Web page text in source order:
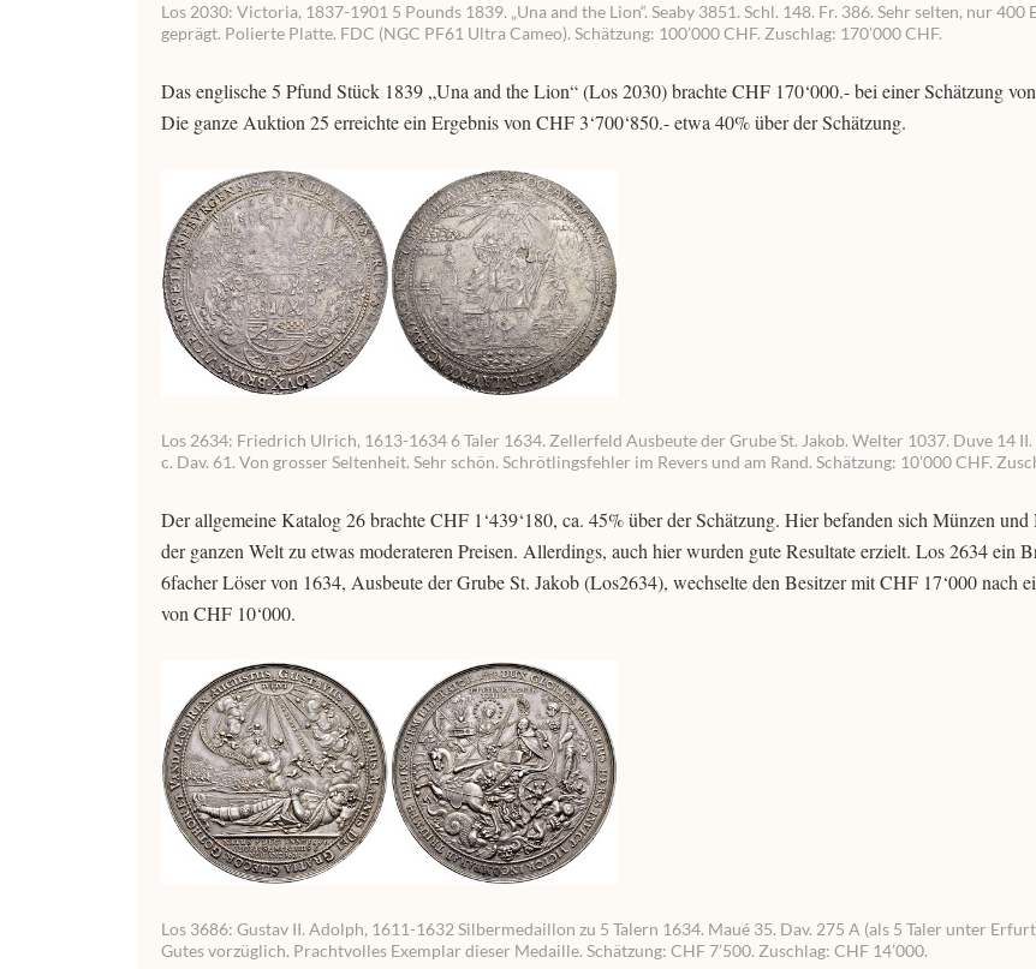
Los 2030: Victoria, 1837-1901 5 Pounds 1839. „Una and the Lion“. Seaby 3851. Schl. 148. Fr. 386. Sehr selten, nur 400
geprägt. Polierte Platte. FDC (NGC PF61 Ultra Cameo). Schätzung: 100’000 CHF. Zuschlag: 170’000 CHF.
Das englische 5 Pfund Stück 1839 „Una and the Lion“ (Los 2030) brachte CHF 170‘000.- bei einer Schätzung
Die ganze Auktion 25 erreichte ein Ergebnis von CHF 3‘700‘850.- etwa 40% über der Schätzung.
Los 2634: Friedrich Ulrich, 1613-1634 6 Taler 1634. Zellerfeld Ausbeute der Grube St. Jakob. Welter 1037. Duve 14
c. Dav. 61. Von grosser Seltenheit. Sehr schön. Schrötlingsfehler im Revers und am Rand. Schätzung: 10’000 CHF.
Der allgemeine Katalog 26 brachte CHF 1‘439‘180, ca. 45% über der Schätzung. Hier befanden sich Münzen und
der ganzen Welt zu etwas moderateren Preisen. Allerdings, auch hier wurden gute Resultate erzielt. Los 2634 ein
6facher Löser von 1634, Ausbeute der Grube St. Jakob (Los2634), wechselte den Besitzer mit CHF 17‘000 nach
von CHF 10‘000.
Los 3686: Gustav II. Adolph, 1611-1632 Silbermedaillon zu 5 Talern 1634. Maué 35. Dav. 275 A (als 5 Taler unter
Gutes vorzüglich. Prachtvolles Exemplar dieser Medaille. Schätzung: CHF 7’500. Zuschlag: CHF 14’000.